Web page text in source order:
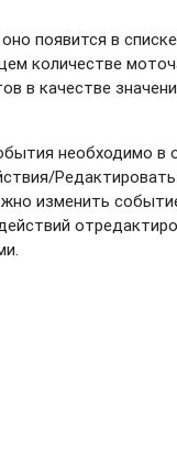
появится в
количестве
в качестве
необходимо в
изменить